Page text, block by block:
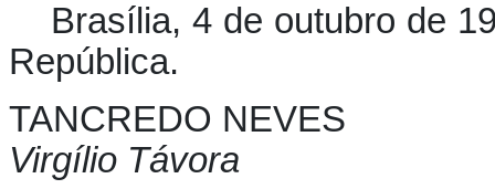
Brasília, 4 de outubro de
República.
TANCREDO NEVES
Virgílio Távora